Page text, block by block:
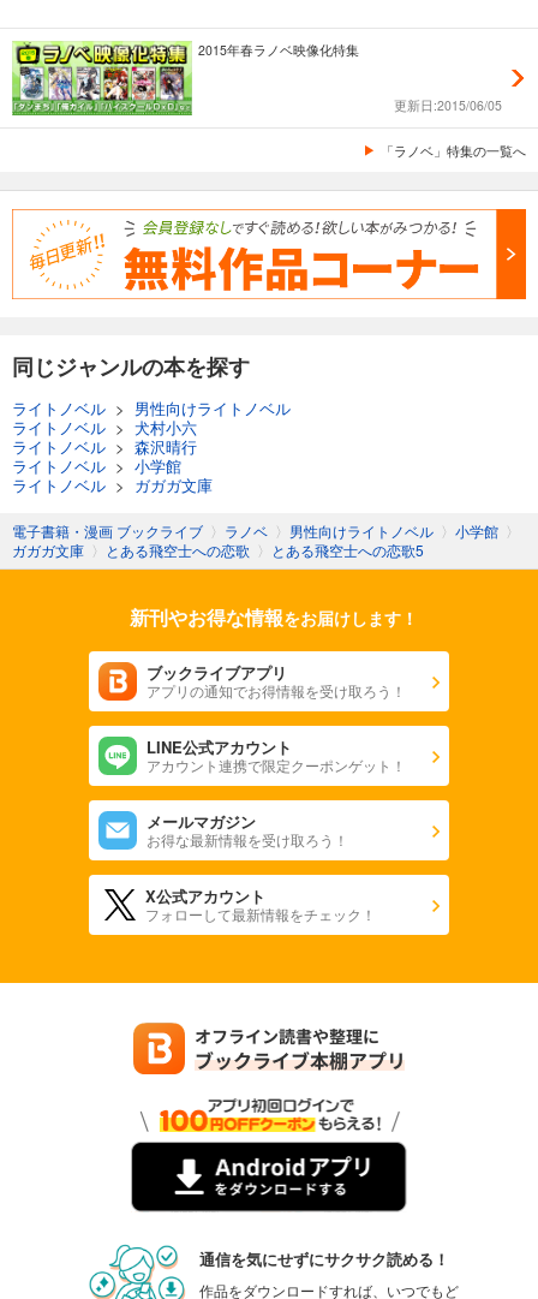
2015年春ラノベ映像化特集
更新日:2015/06/05
「ラノベ」特集の一覧へ
同じジャンルの本を探す
ライトノベル > 男性向けライトノベル
ライトノベル > 犬村小六
ライトノベル > 森沢晴行
ライトノベル > 小学館
ライトノベル > ガガガ文庫
電子書籍・漫画 ブックライブ 〉 ラノベ 〉 男性向けライトノベル 〉 小学館 〉
ガガガ文庫 〉 とある飛空士への恋歌 〉 とある飛空士への恋歌5
新刊やお得な情報をお届けします！
ブックライブアプリ
アプリの通知でお得情報を受け取ろう！
LINE公式アカウント
アカウント連携で限定クーポンゲット！
メールマガジン
お得な最新情報を受け取ろう！
X公式アカウント
フォローして最新情報をチェック！
通信を気にせずにサクサク読める！
作品をダウンロードすれば、いつでもど